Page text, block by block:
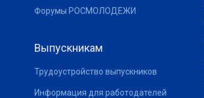
Форумы РОСМОЛОДЕЖИ
Выпускникам
Трудоустройство выпускников
Информация для работодателей